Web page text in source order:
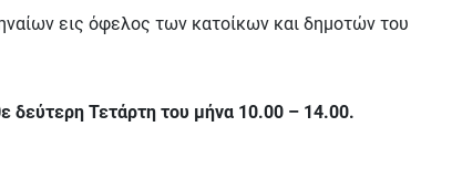
εις όφελος των κατοίκων και δημοτών του
δεύτερη Τετάρτη του μήνα 10.00 – 14.00.